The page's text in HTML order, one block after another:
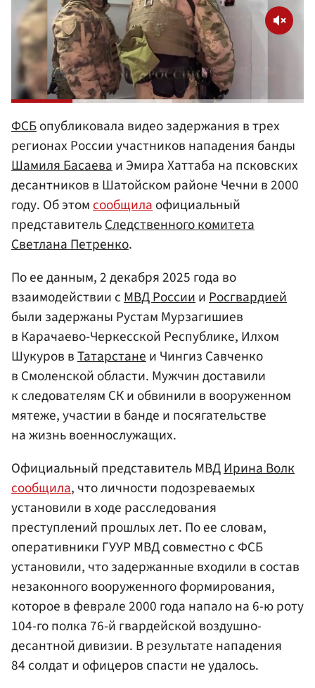
ФСБопубликовала видео задержания в трех
регионах России участников нападения банды
Шамиля Басаеваи Эмира Хаттаба на псковских
десантников в Шатойском районе Чечни в 2000
году. Об этомсообщилаофициальный
представительСледственного комитета
Светлана Петренко.
По ее данным, 2 декабря 2025 года во
взаимодействии сМВД РоссиииРосгвардией
были задержаны Рустам Мурзагишиев
в Карачаево-Черкесской Республике, Илхом
Шукуров вТатарстанеи Чингиз Савченко
в Смоленской области. Мужчин доставили
к следователям СК и обвинили в вооруженном
мятеже, участии в банде и посягательстве
на жизнь военнослужащих.
Официальный представитель МВДИрина Волк
сообщила, что личности подозреваемых
установили в ходе расследования
преступлений прошлых лет. По ее словам,
оперативники ГУУР МВД совместно с ФСБ
установили, что задержанные входили в состав
незаконного вооруженного формирования,
которое в феврале 2000 года напало на 6-ю роту
104-го полка 76-й гвардейской воздушно-
десантной дивизии. В результате нападения
84 солдат и офицеров спасти не удалось.